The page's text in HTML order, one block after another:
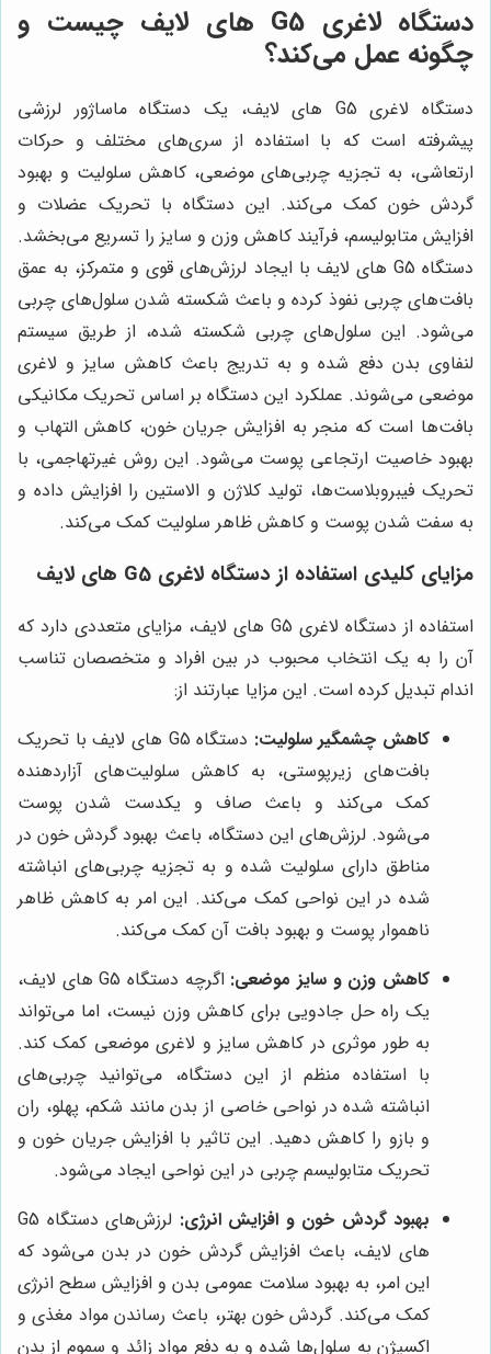
دستگاه لاغری G5 های لایف چیست و
چگونه عمل می‌کند؟
دستگاه لاغری G5 های لایف، یک دستگاه ماساژور لرزشی
پیشرفته است که با استفاده از سری‌های مختلف و حرکات
ارتعاشی، به تجزیه چربی‌های موضعی، کاهش سلولیت و بهبود
گردش خون کمک می‌کند. این دستگاه با تحریک عضلات و
افزایش متابولیسم، فرآیند کاهش وزن و سایز را تسریع می‌بخشد.
دستگاه G5 های لایف با ایجاد لرزش‌های قوی و متمرکز، به عمق
بافت‌های چربی نفوذ کرده و باعث شکسته شدن سلول‌های چربی
می‌شود. این سلول‌های چربی شکسته شده، از طریق سیستم
لنفاوی بدن دفع شده و به تدریج باعث کاهش سایز و لاغری
موضعی می‌شوند. عملکرد این دستگاه بر اساس تحریک مکانیکی
بافت‌ها است که منجر به افزایش جریان خون، کاهش التهاب و
بهبود خاصیت ارتجاعی پوست می‌شود. این روش غیرتهاجمی، با
تحریک فیبروبلاست‌ها، تولید کلاژن و الاستین را افزایش داده و
به سفت شدن پوست و کاهش ظاهر سلولیت کمک می‌کند.
مزایای کلیدی استفاده از دستگاه لاغری G5 های لایف
استفاده از دستگاه لاغری G5 های لایف، مزایای متعددی دارد که
آن را به یک انتخاب محبوب در بین افراد و متخصصان تناسب
اندام تبدیل کرده است. این مزایا عبارتند از:
کاهش چشمگیر سلولیت:
دستگاه G5 های لایف با تحریک
بافت‌های زیرپوستی، به کاهش سلولیت‌های آزاردهنده
کمک می‌کند و باعث صاف و یکدست شدن پوست
می‌شود. لرزش‌های این دستگاه، باعث بهبود گردش خون در
مناطق دارای سلولیت شده و به تجزیه چربی‌های انباشته
شده در این نواحی کمک می‌کند. این امر به کاهش ظاهر
ناهموار پوست و بهبود بافت آن کمک می‌کند.
کاهش وزن و سایز موضعی:
اگرچه دستگاه G5 های لایف،
یک راه حل جادویی برای کاهش وزن نیست، اما می‌تواند
به طور موثری در کاهش سایز و لاغری موضعی کمک کند.
با استفاده منظم از این دستگاه، می‌توانید چربی‌های
انباشته شده در نواحی خاصی از بدن مانند شکم، پهلو، ران
و بازو را کاهش دهید. این تاثیر با افزایش جریان خون و
تحریک متابولیسم چربی در این نواحی ایجاد می‌شود.
بهبود گردش خون و افزایش انرژی:
لرزش‌های دستگاه G5
های لایف، باعث افزایش گردش خون در بدن می‌شود که
این امر، به بهبود سلامت عمومی بدن و افزایش سطح انرژی
کمک می‌کند. گردش خون بهتر، باعث رساندن مواد مغذی و
اکسیژن به سلول‌ها شده و به دفع مواد زائد و سموم از بدن